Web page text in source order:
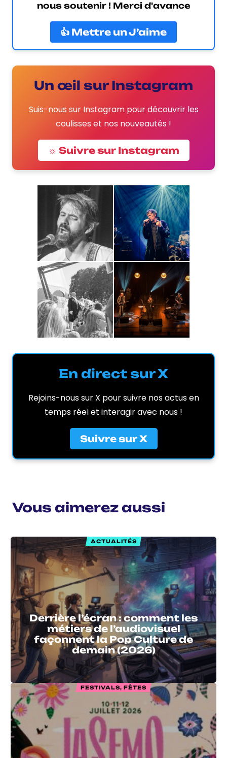
nous soutenir ! Merci d'avance
👍 Mettre un J’aime
Un œil sur Instagram
Suis-nous sur Instagram pour découvrir les
coulisses et nos nouveautés !
☼ Suivre sur Instagram
En direct sur X
Rejoins-nous sur X pour suivre nos actus en
temps réel et interagir avec nous !
Suivre sur X
Vous aimerez aussi
ACTUALITÉS
Derrière l’écran : comment les
métiers de l’audiovisuel
façonnent la Pop Culture de
demain (2026)
FESTIVALS, FÊTES